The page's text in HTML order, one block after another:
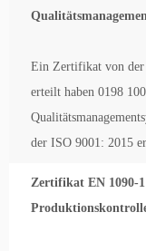
Ein Zertifikat von
erteilt haben 0198
der ISO 9001: 2015
Zertifikat EN 1090-